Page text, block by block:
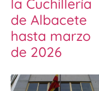
la Cuchillería
de Albacete
hasta marzo
de 2026